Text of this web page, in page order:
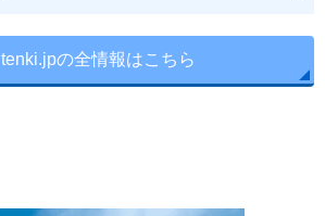
tenki.jpの全情報はこちら